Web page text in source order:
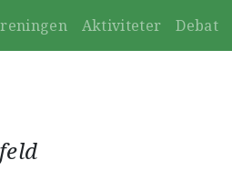
Aktiviteter Debat